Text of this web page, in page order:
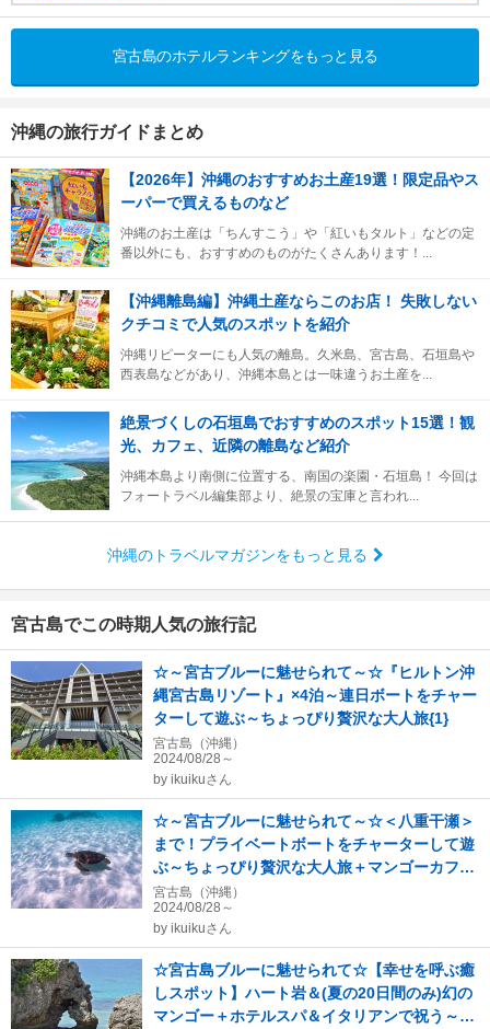
宮古島のホテルランキングをもっと見る
沖縄の旅行ガイドまとめ
【2026年】沖縄のおすすめお土産19選！限定品やス
ーパーで買えるものなど
沖縄のお土産は「ちんすこう」や「紅いもタルト」などの定
番以外にも、おすすめのものがたくさんあります！...
【沖縄離島編】沖縄土産ならこのお店！ 失敗しない
クチコミで人気のスポットを紹介
沖縄リピーターにも人気の離島。久米島、宮古島、石垣島や
西表島などがあり、沖縄本島とは一味違うお土産を...
絶景づくしの石垣島でおすすめのスポット15選！観
光、カフェ、近隣の離島など紹介
沖縄本島より南側に位置する、南国の楽園・石垣島！ 今回は
フォートラベル編集部より、絶景の宝庫と言われ...
沖縄のトラベルマガジンをもっと見る
宮古島でこの時期人気の旅行記
☆～宮古ブルーに魅せられて～☆『ヒルトン沖
縄宮古島リゾート』×4泊～連日ボートをチャー
ターして遊ぶ～ちょっぴり贅沢な大人旅{1}
宮古島（沖縄）
2024/08/28～
by ikuikuさん
☆～宮古ブルーに魅せられて～☆＜八重干瀬＞
まで！プライベートボートをチャーターして遊
ぶ～ちょっぴり贅沢な大人旅＋マンゴーカフェ
巡り{2}
宮古島（沖縄）
2024/08/28～
by ikuikuさん
☆宮古島ブルーに魅せられて☆【幸せを呼ぶ癒
しスポット】ハート岩＆(夏の20日間のみ)幻の
マンゴー＋ホテルスパ＆イタリアンで祝う～誕